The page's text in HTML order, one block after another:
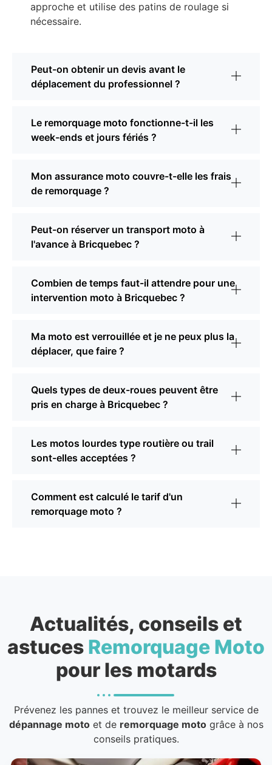
approche et utilise des patins de roulage si
nécessaire.
Peut-on obtenir un devis avant le
déplacement du professionnel ?
Le remorquage moto fonctionne-t-il les
week-ends et jours fériés ?
Mon assurance moto couvre-t-elle les frais
de remorquage ?
Peut-on réserver un transport moto à
l'avance à Bricquebec ?
Combien de temps faut-il attendre pour une
intervention moto à Bricquebec ?
Ma moto est verrouillée et je ne peux plus la
déplacer, que faire ?
Quels types de deux-roues peuvent être
pris en charge à Bricquebec ?
Les motos lourdes type routière ou trail
sont-elles acceptées ?
Comment est calculé le tarif d'un
remorquage moto ?
Actualités, conseils et
astuces Remorquage Moto
pour les motards
Prévenez les pannes et trouvez le meilleur service de
dépannage motoet de remorquage motogrâce à nos
conseils pratiques.